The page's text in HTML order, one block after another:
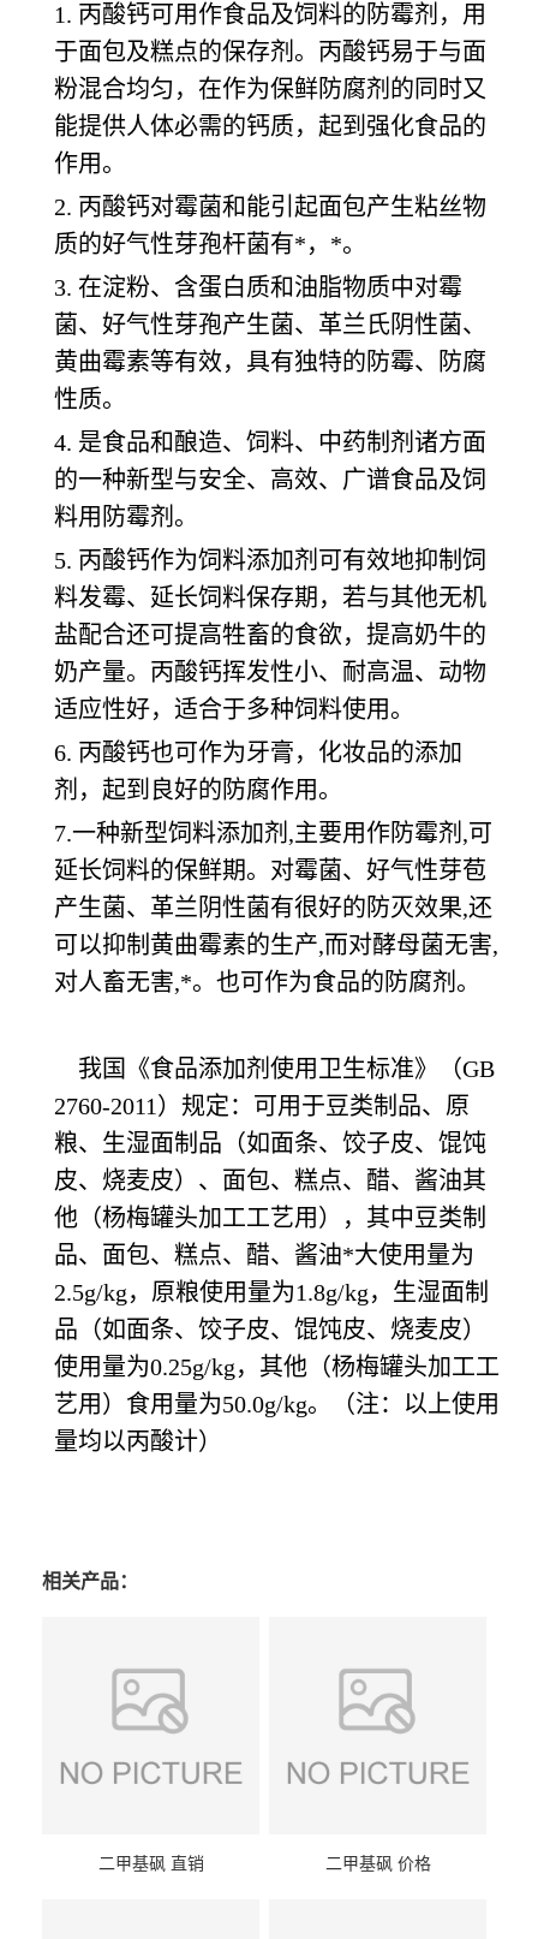
1. 丙酸钙可用作食品及饲料的防霉剂，用
于面包及糕点的保存剂。丙酸钙易于与面
粉混合均匀，在作为保鲜防腐剂的同时又
能提供人体必需的钙质，起到强化食品的
作用。
2. 丙酸钙对霉菌和能引起面包产生粘丝物
质的好气性芽孢杆菌有*，*。
3. 在淀粉、含蛋白质和油脂物质中对霉
菌、好气性芽孢产生菌、革兰氏阴性菌、
黄曲霉素等有效，具有独特的防霉、防腐
性质。
4. 是食品和酿造、饲料、中药制剂诸方面
的一种新型与安全、高效、广谱食品及饲
料用防霉剂。
5. 丙酸钙作为饲料添加剂可有效地抑制饲
料发霉、延长饲料保存期，若与其他无机
盐配合还可提高牲畜的食欲，提高奶牛的
奶产量。丙酸钙挥发性小、耐高温、动物
适应性好，适合于多种饲料使用。
6. 丙酸钙也可作为牙膏，化妆品的添加
剂，起到良好的防腐作用。
7.一种新型饲料添加剂,主要用作防霉剂,可
延长饲料的保鲜期。对霉菌、好气性芽苞
产生菌、革兰阴性菌有很好的防灭效果,还
可以抑制黄曲霉素的生产,而对酵母菌无害,
对人畜无害,*。也可作为食品的防腐剂。
我国《食品添加剂使用卫生标准》（GB
2760-2011）规定：可用于豆类制品、原
粮、生湿面制品（如面条、饺子皮、馄饨
皮、烧麦皮）、面包、糕点、醋、酱油其
他（杨梅罐头加工工艺用），其中豆类制
品、面包、糕点、醋、酱油*大使用量为
2.5g/kg，原粮使用量为1.8g/kg，生湿面制
品（如面条、饺子皮、馄饨皮、烧麦皮）
使用量为0.25g/kg，其他（杨梅罐头加工工
艺用）食用量为50.0g/kg。（注：以上使用
量均以丙酸计）
相关产品：
二甲基砜 直销 二甲基砜 价格